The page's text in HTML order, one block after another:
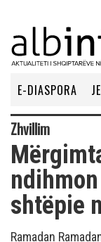
E-DIASPORA
Zhvillim
shtëpie
Ramadan